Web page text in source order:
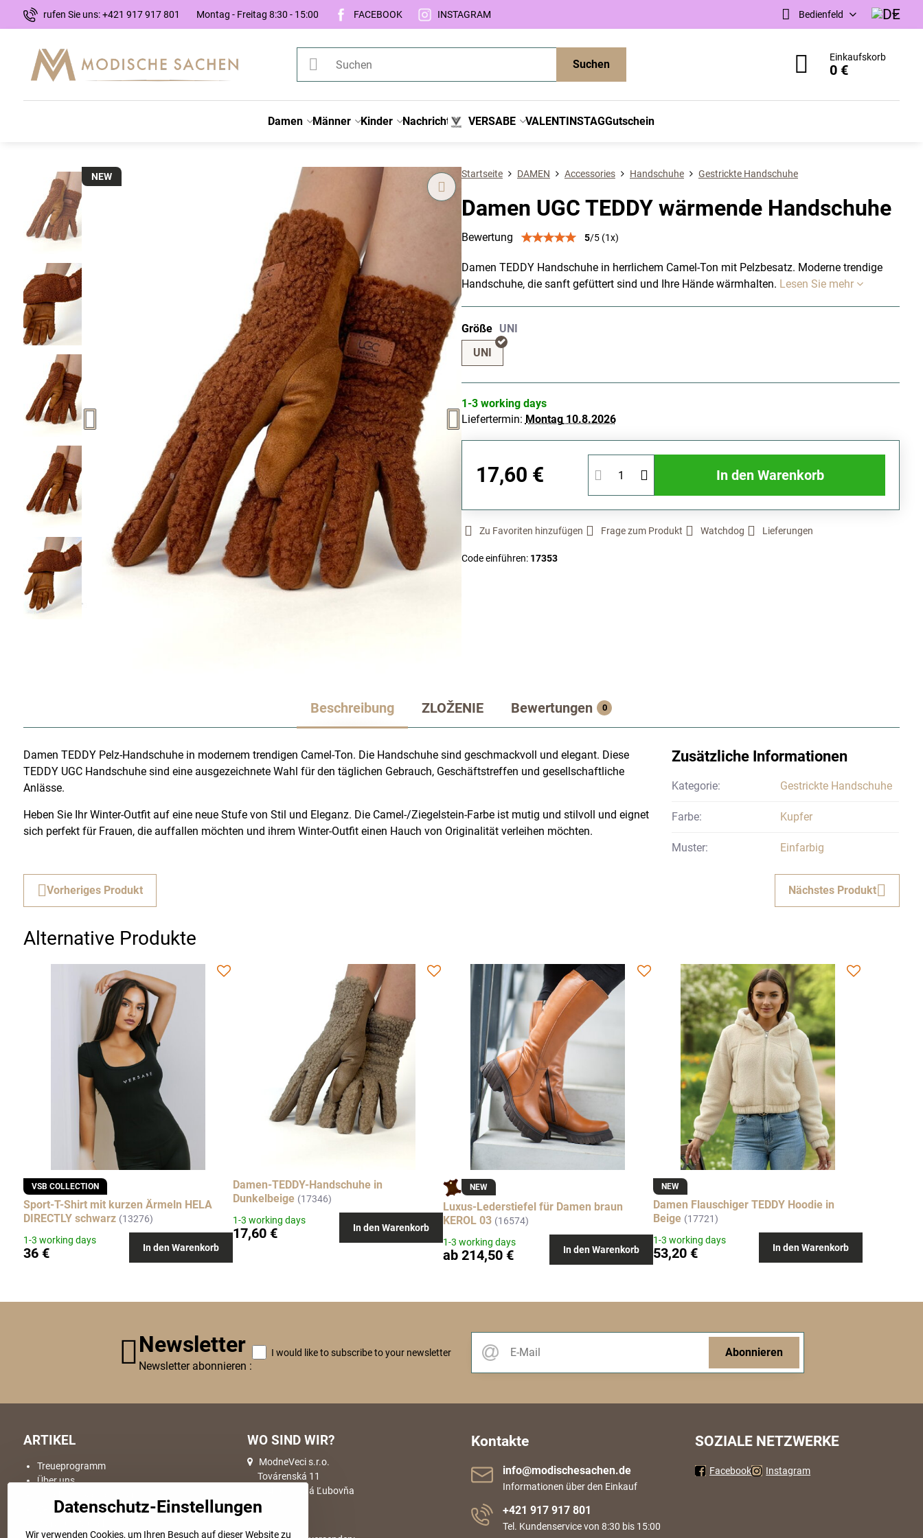
rufen Sie uns: +421 917 917 801 Montag - Freitag 8:30 - 15:00 FACEBOOK INSTAGRAM Bedienfeld
Suchen
Einkaufskorb
0 €
Damen Männer Kinder Nachricht VERSABE VALENTINSTAGGutschein
NEW Startseite DAMEN Accessories Handschuhe Gestrickte Handschuhe
Damen UGC TEDDY wärmende Handschuhe
Bewertung 5/5(1x)
Damen TEDDY Handschuhe in herrlichem Camel-Ton mit Pelzbesatz. Moderne trendige
Handschuhe, die sanft gefüttert sind und Ihre Hände wärmhalten. Lesen Sie mehr
Größe
UNI
1-3 working days
Liefertermin: Montag10.8.2026
17,60 € In den Warenkorb
Zu Favoriten hinzufügen Frage zum Produkt Watchdog Lieferungen
Code einführen: 17353
Beschreibung ZLOŽENIE Bewertungen 0
Damen TEDDY Pelz-Handschuhe in modernem trendigen Camel-Ton. Die Handschuhe sind geschmackvoll und elegant. Diese
TEDDY UGC Handschuhe sind eine ausgezeichnete Wahl für den täglichen Gebrauch, Geschäftstreffen und gesellschaftliche
Anlässe.
Heben Sie Ihr Winter-Outfit auf eine neue Stufe von Stil und Eleganz. Die Camel-/Ziegelstein-Farbe ist mutig und stilvoll und eignet
sich perfekt für Frauen, die auffallen möchten und ihrem Winter-Outfit einen Hauch von Originalität verleihen möchten.
Zusätzliche Informationen
Kategorie: Gestrickte Handschuhe
Farbe: Kupfer
Muster: Einfarbig
Vorheriges Produkt Nächstes Produkt
Alternative Produkte
VSB COLLECTION
Sport-T-Shirt mit kurzen Ärmeln HELA
DIRECTLY schwarz (13276)
1-3 working days
36 € In den Warenkorb
Damen-TEDDY-Handschuhe in
Dunkelbeige (17346)
1-3 working days
17,60 € In den Warenkorb
NEW
Luxus-Lederstiefel für Damen braun
KEROL 03 (16574)
1-3 working days
ab 214,50 € In den Warenkorb
NEW
Damen Flauschiger TEDDY Hoodie in
Beige (17721)
1-3 working days
53,20 € In den Warenkorb
Newsletter
Newsletter abonnieren :
Abonnieren
I would like to subscribe to your newsletter
ARTIKEL
Treueprogramm
Über uns
Versand & Lieferung
WO SIND WIR?
ModneVeci s.r.o.
Továrenská 11
064 01, Stará Ľubovňa
Kontakte
info​@modischesachen​.de
Informationen über den Einkauf
+421 917 917 801
Tel. Kundenservice von 8:30 bis 15:00
SOZIALE NETZWERKE
Facebook Instagram
Datenschutz-Einstellungen
Wir verwenden Cookies, um Ihren Besuch auf dieser Website zu